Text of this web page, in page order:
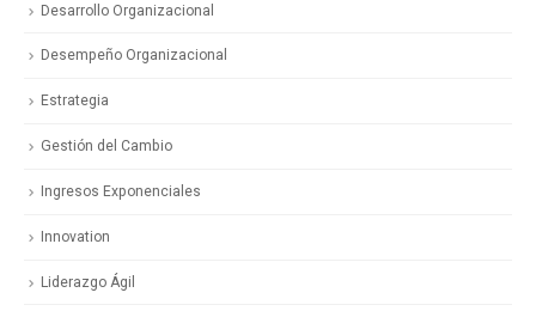
Desarrollo Organizacional
Desempeño Organizacional
Estrategia
Gestión del Cambio
Ingresos Exponenciales
Innovation
Liderazgo Ágil